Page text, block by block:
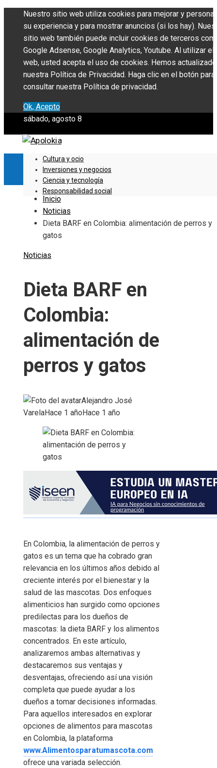
Nuestro sitio web utiliza cookies para mejorar y
su experiencia y para mostrar anuncios (si los hay).
sitio web también puede incluir cookies de terceros
Google Adsense, Google Analytics, Youtube. Al utilizar
web, usted acepta el uso de cookies. Hemos actualizado
nuestra Política de Privacidad. Haga clic en el botón para
consultar nuestra Política de privacidad.
Ok, Acepto
sábado, agosto 8
Cultura y ocio
Inversiones y negocios
Ciencia y tecnología
Responsabilidad social
Inicio
Noticias
Dieta BARF en Colombia: alimentación de perros y
gatos
Noticias
Dieta BARF en
Colombia:
alimentación de
perros y gatos
Alejandro José
VarelaHace 1 año Hace 1 año
En Colombia, la alimentación de perros y
gatos es un tema que ha cobrado gran
relevancia en los últimos años debido al
creciente interés por el bienestar y la
salud de las mascotas. Dos enfoques
alimenticios han surgido como opciones
predilectas para los dueños de
mascotas: la dieta BARF y los alimentos
concentrados. En este artículo,
analizaremos ambas alternativas y
destacaremos sus ventajas y
desventajas, ofreciendo así una visión
completa que puede ayudar a los
dueños a tomar decisiones informadas.
Para aquellos interesados en explorar
opciones de alimentos para mascotas
en Colombia, la plataforma
www.Alimentosparatumascota.com
ofrece una variada selección.